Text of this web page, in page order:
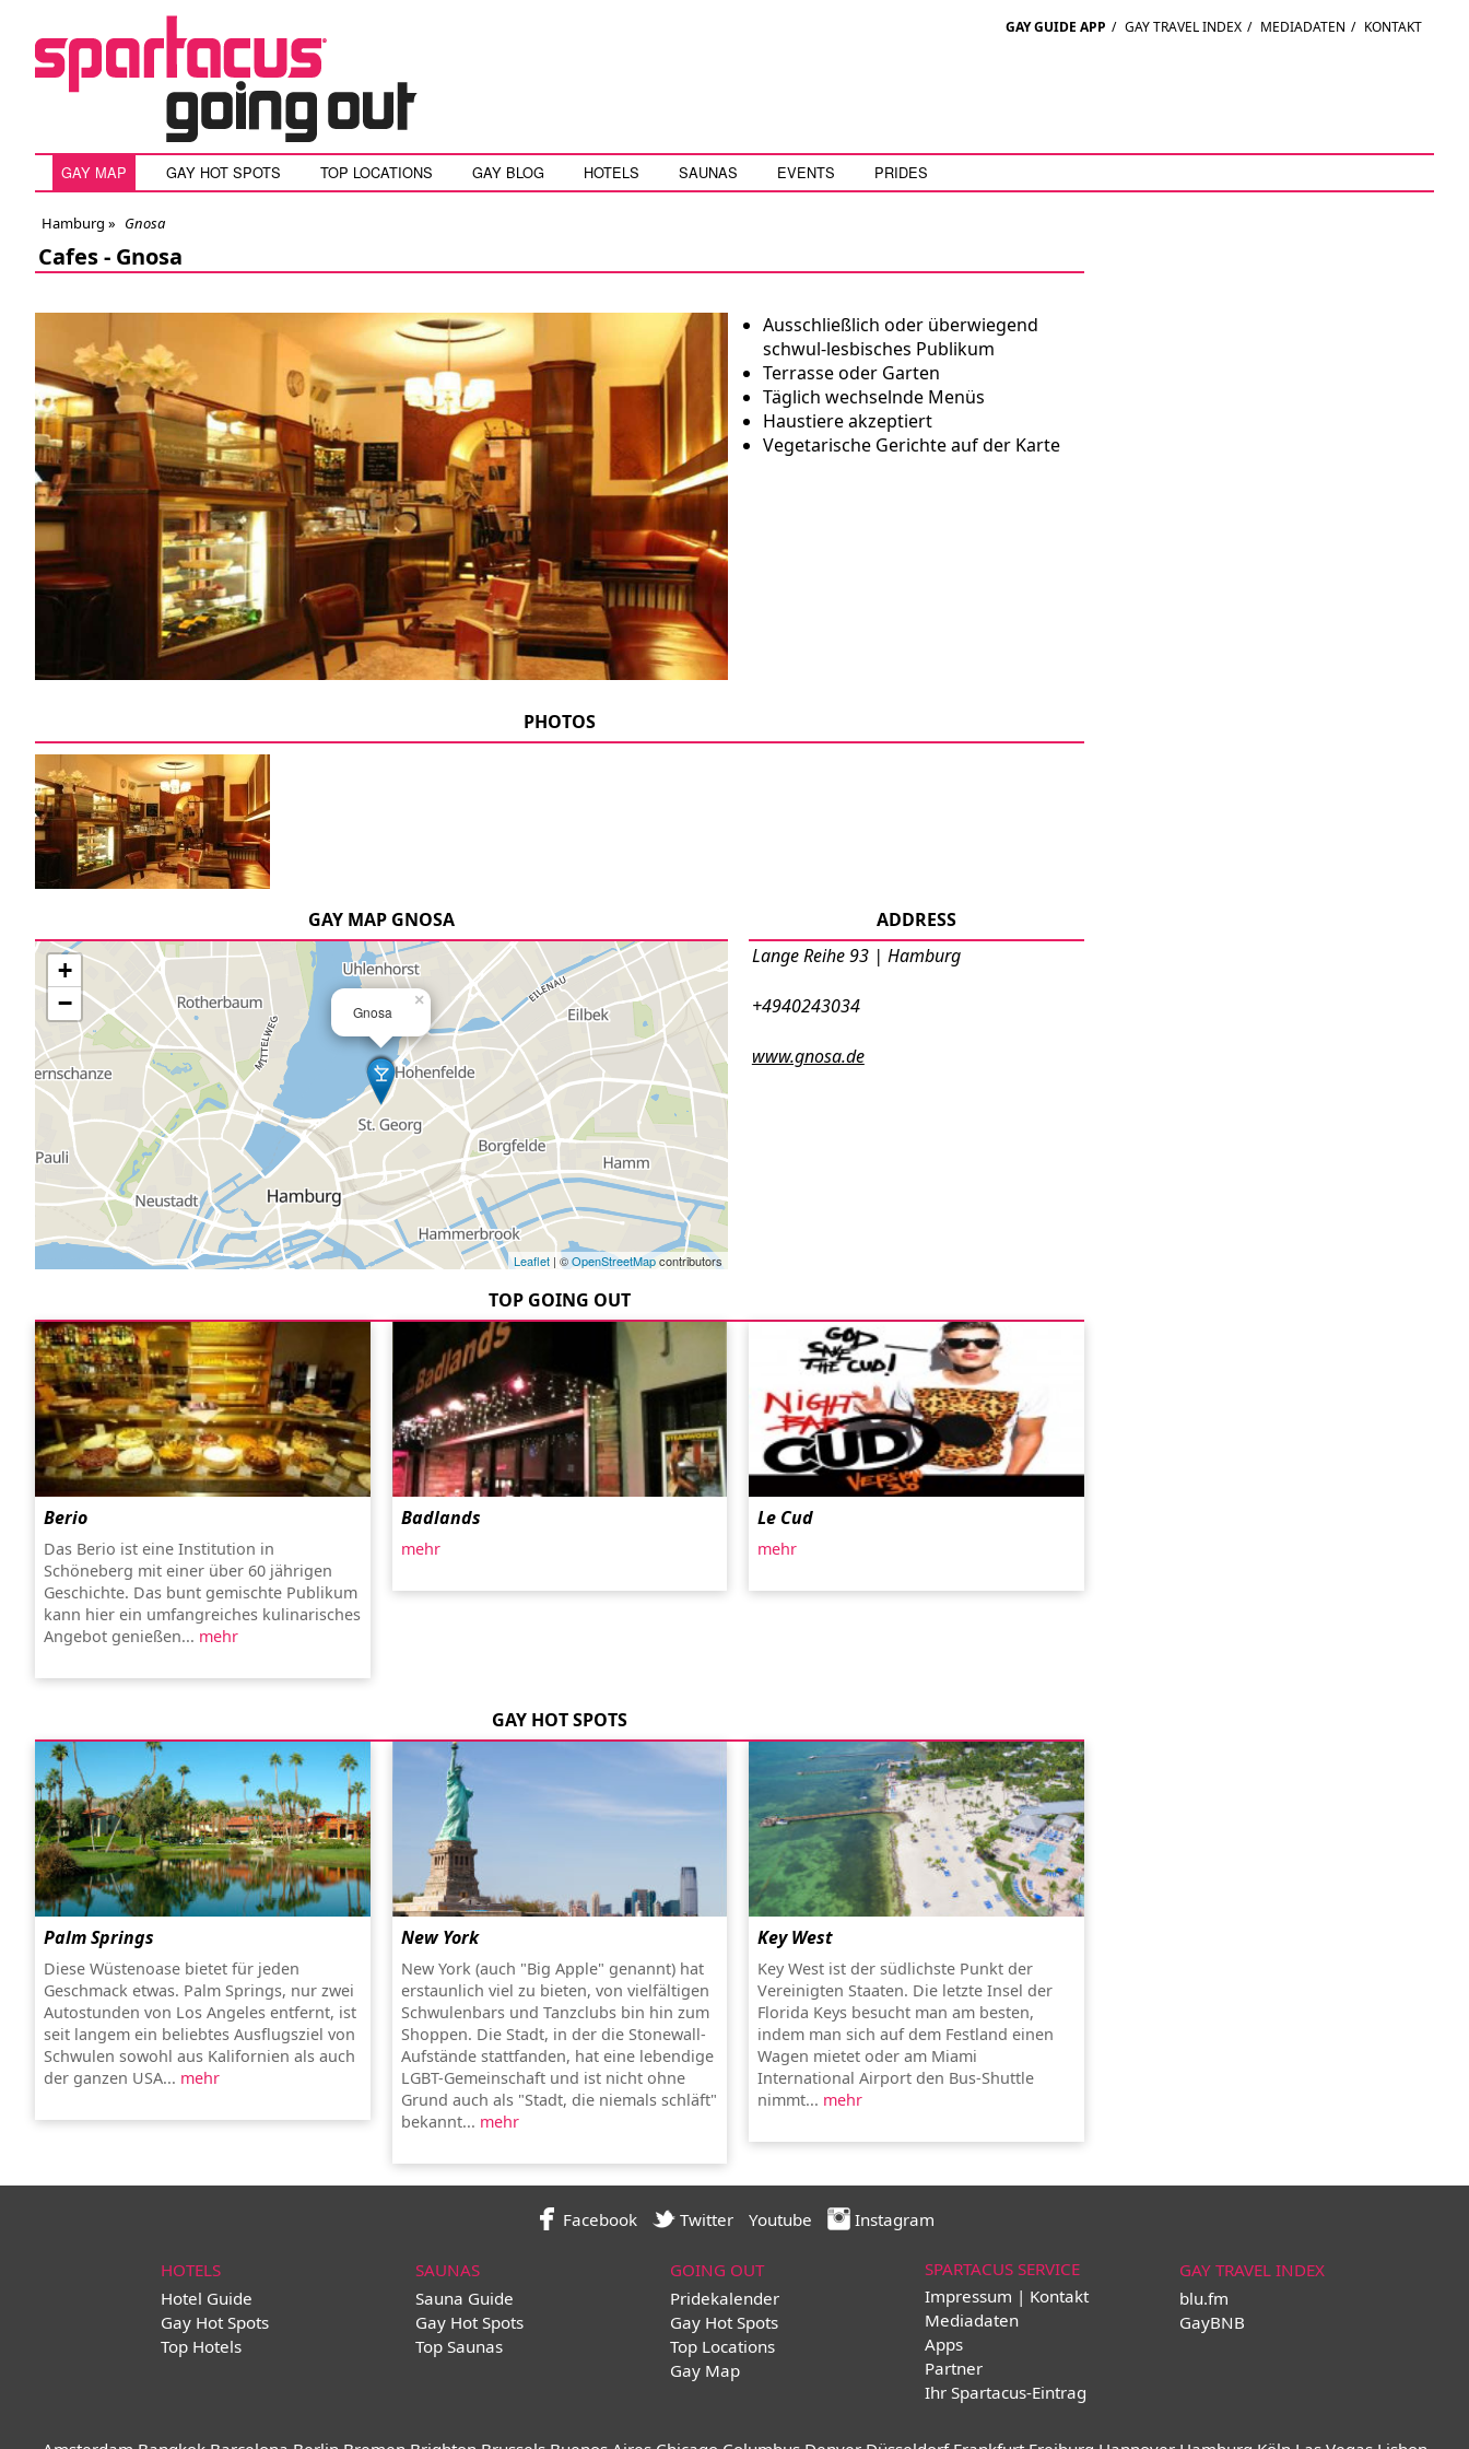
GAY GUIDE APP / GAY TRAVEL INDEX / MEDIADATEN / KONTAKT
GAY MAP GAY HOT SPOTS TOP LOCATIONS GAY BLOG HOTELS SAUNAS EVENTS PRIDES
Hamburg » Gnosa
Cafes - Gnosa
Ausschließlich oder überwiegend
schwul-lesbisches Publikum
Terrasse oder Garten
Täglich wechselnde Menüs
Haustiere akzeptiert
Vegetarische Gerichte auf der Karte
PHOTOS
ADDRESS
Lange Reihe 93 | Hamburg
+4940243034
www.gnosa.de
GAY MAP GNOSA
Gnosa
×
+
−
Leaflet| ©OpenStreetMapcontributors
TOP GOING OUT
Berio
Das Berio ist eine Institution in
Schöneberg mit einer über 60 jährigen
Geschichte. Das bunt gemischte Publikum
kann hier ein umfangreiches kulinarisches
Angebot genießen... mehr
Badlands
mehr
Le Cud
mehr
GAY HOT SPOTS
Palm Springs
Diese Wüstenoase bietet für jeden
Geschmack etwas. Palm Springs, nur zwei
Autostunden von Los Angeles entfernt, ist
seit langem ein beliebtes Ausflugsziel von
Schwulen sowohl aus Kalifornien als auch
der ganzen USA... mehr
New York
New York (auch "Big Apple" genannt) hat
erstaunlich viel zu bieten, von vielfältigen
Schwulenbars und Tanzclubs bin hin zum
Shoppen. Die Stadt, in der die Stonewall-
Aufstände stattfanden, hat eine lebendige
LGBT-Gemeinschaft und ist nicht ohne
Grund auch als "Stadt, die niemals schläft"
bekannt... mehr
Key West
Key West ist der südlichste Punkt der
Vereinigten Staaten. Die letzte Insel der
Florida Keys besucht man am besten,
indem man sich auf dem Festland einen
Wagen mietet oder am Miami
International Airport den Bus-Shuttle
nimmt... mehr
Facebook Twitter Youtube Instagram
HOTELS
Hotel Guide
Gay Hot Spots
Top Hotels
SAUNAS
Sauna Guide
Gay Hot Spots
Top Saunas
GOING OUT
Pridekalender
Gay Hot Spots
Top Locations
Gay Map
SPARTACUS SERVICE
Impressum | Kontakt
Mediadaten
Apps
Partner
Ihr Spartacus-Eintrag
GAY TRAVEL INDEX
blu.fm
GayBNB